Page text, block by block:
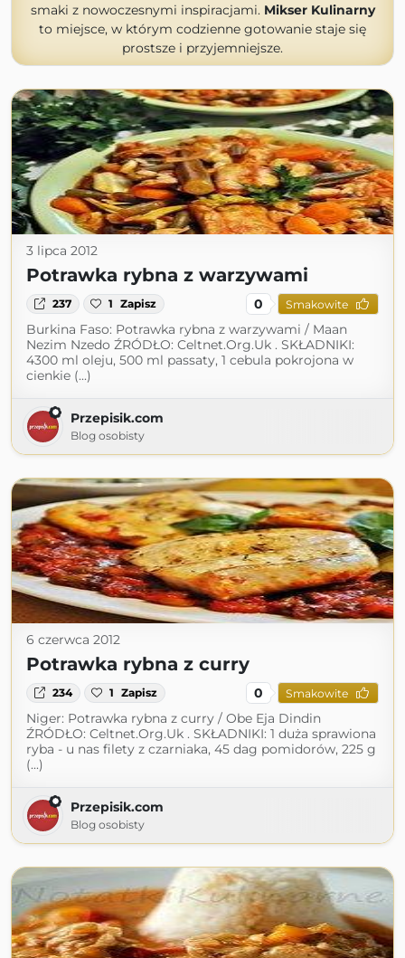
smaki z nowoczesnymi inspiracjami. Mikser Kulinarny
to miejsce, w którym codzienne gotowanie staje się
prostsze i przyjemniejsze.
3 lipca 2012
Potrawka rybna z warzywami
237 1 Zapisz 0 Smakowite
Burkina Faso: Potrawka rybna z warzywami / Maan
Nezim Nzedo ŹRÓDŁO: Celtnet.Org.Uk . SKŁADNIKI:
4300 ml oleju, 500 ml passaty, 1 cebula pokrojona w
cienkie (...)
Przepisik.com
Blog osobisty
6 czerwca 2012
Potrawka rybna z curry
234 1 Zapisz 0 Smakowite
Niger: Potrawka rybna z curry / Obe Eja Dindin
ŹRÓDŁO: Celtnet.Org.Uk . SKŁADNIKI: 1 duża sprawiona
ryba - u nas filety z czarniaka, 45 dag pomidorów, 225 g
(...)
Przepisik.com
Blog osobisty